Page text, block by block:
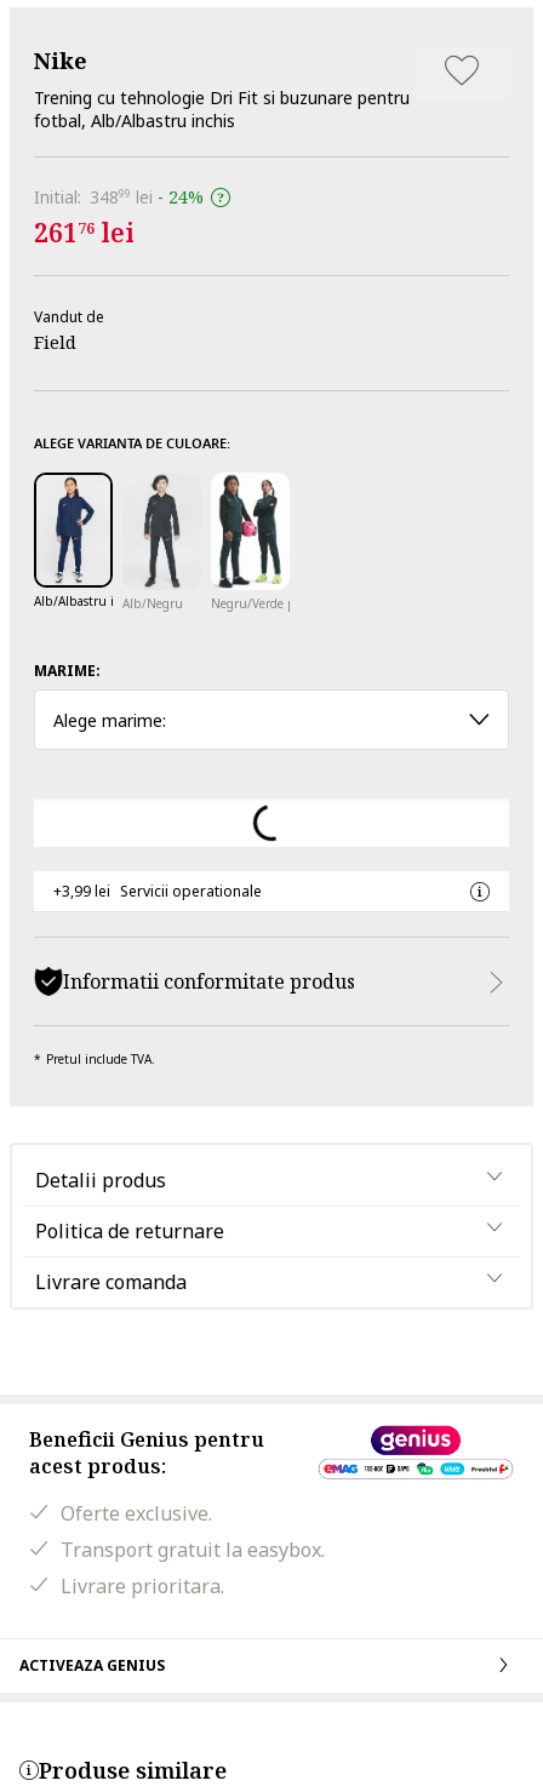
Nike
Trening cu tehnologie Dri Fit si buzunare pentru
fotbal, Alb/Albastru inchis
Initial: 34899 lei - 24%
26176 lei
Vandut de
Field
ALEGE VARIANTA DE CULOARE:
Alb/Albastru inchisAlb/Negru Negru/Verde persan
MARIME:
Alege marime:
+3,99 lei Servicii operationale
Informatii conformitate produs
Pretul include TVA.
Detalii produs
Politica de returnare
Livrare comanda
Beneficii Genius pentru
acest produs:
Oferte exclusive.
Transport gratuit la easybox.
Livrare prioritara.
ACTIVEAZA GENIUS
Produse similare